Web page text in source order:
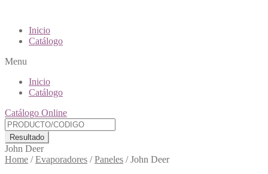
Inicio
Catálogo
Menu
Inicio
Catálogo
Catálogo Online
Resultado
John Deer
Home /Evaporadores /Paneles /John Deer